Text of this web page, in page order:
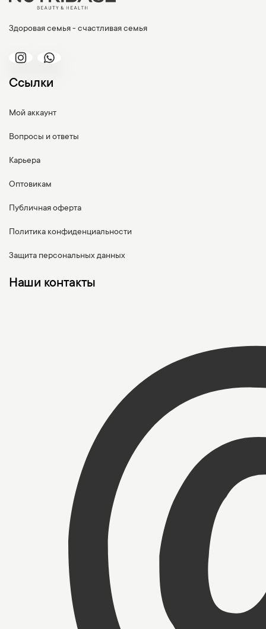
Здоровая семья - счастливая семья
Ссылки
Мой аккаунт
Вопросы и ответы
Карьера
Оптовикам
Публичная оферта
Политика конфиденциальности
Защита персональных данных
Наши контакты